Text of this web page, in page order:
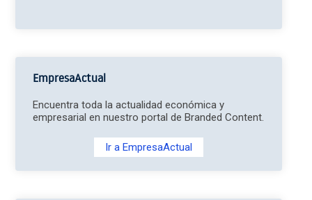
EmpresaActual
Encuentra toda la actualidad económica y
empresarial en nuestro portal de Branded Content.
Ir a EmpresaActual